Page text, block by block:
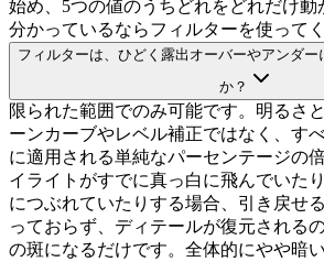
始め、5つの値のうちどれをどれだけ動
分かっているならフィルターを使ってく
フィルターは、ひどく露出オーバーやアンダ
か？
限られた範囲でのみ可能です。明るさ
ーンカーブやレベル補正ではなく、す
に適用される単純なパーセンテージの
イライトがすでに真っ白に飛んでいた
につぶれていたりする場合、引き戻せ
っておらず、ディテールが復元される
の斑になるだけです。全体的にやや暗